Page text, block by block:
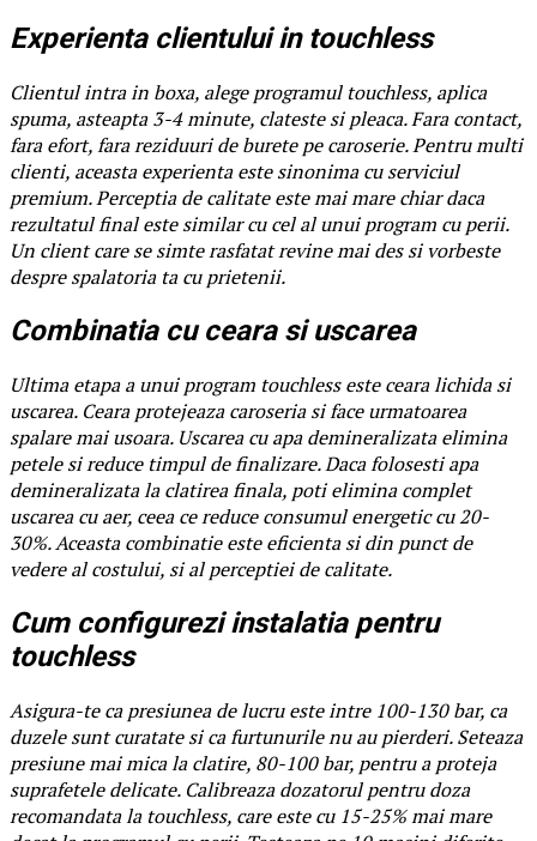
Experienta clientului in touchless
Clientul intra in boxa, alege programul touchless, aplica
spuma, asteapta 3-4 minute, clateste si pleaca. Fara contact,
fara efort, fara reziduuri de burete pe caroserie. Pentru multi
clienti, aceasta experienta este sinonima cu serviciul
premium. Perceptia de calitate este mai mare chiar daca
rezultatul final este similar cu cel al unui program cu perii.
Un client care se simte rasfatat revine mai des si vorbeste
despre spalatoria ta cu prietenii.
Combinatia cu ceara si uscarea
Ultima etapa a unui program touchless este ceara lichida si
uscarea. Ceara protejeaza caroseria si face urmatoarea
spalare mai usoara. Uscarea cu apa demineralizata elimina
petele si reduce timpul de finalizare. Daca folosesti apa
demineralizata la clatirea finala, poti elimina complet
uscarea cu aer, ceea ce reduce consumul energetic cu 20-
30%. Aceasta combinatie este eficienta si din punct de
vedere al costului, si al perceptiei de calitate.
Cum configurezi instalatia pentru
touchless
Asigura-te ca presiunea de lucru este intre 100-130 bar, ca
duzele sunt curatate si ca furtunurile nu au pierderi. Seteaza
presiune mai mica la clatire, 80-100 bar, pentru a proteja
suprafetele delicate. Calibreaza dozatorul pentru doza
recomandata la touchless, care este cu 15-25% mai mare